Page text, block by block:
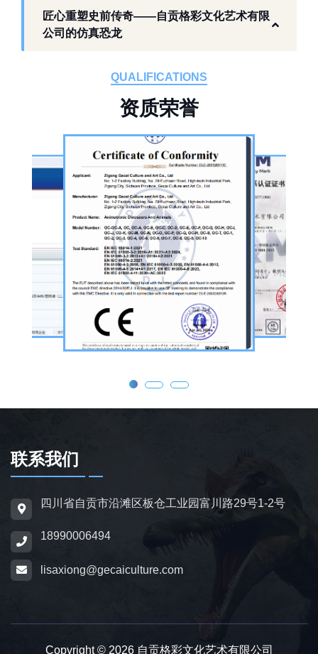
工厂生产基础 构建恐龙产业全链服务
作为开展史前仿真模型生产的恐龙制作工厂，
板仓工业园，拥有标准化生产车间、配套生产
品的恐龙制作公司。公司采用按需定制模式，
从前期方案设计、场景规划，到中期原料选
择、工序制作，再到后期运输配送、上门安装
调试，形成全流程服务，可用于主题乐园、文
旅景区、科普展馆、商业广场、大型展会、节
庆活动等场景。
公司核心业务为仿真恐龙制作，产品线涵盖静
态展示、动态互动、游乐体验三类。其中，机
器恐龙结合机械传动、智能控制技术，可实现
眨眼、张嘴吼叫、摆尾、行走、呼吸起伏等动
态效果，皮肤采用环保硅胶材质，还原史前恐
大型雕塑，覆盖霸王龙、三角龙、剑龙、长颈
龙、翼龙等常见品类，同时支持恐龙化石骨架
场景摆放。
为适配亲子游乐场景，公司推出恐龙电动车与
防滑车轮、限速装置及安全扶手，适用于乐
除恐龙相关产品外，公司同时开展仿真动物与
动物模型制作业务，涵盖史前巨兽、野生动
匠心重塑史前传奇——自贡格彩文化艺术有限
公司的仿真恐龙
QUALIFICATIONS
资质荣誉
联系我们
四川省自贡市沿滩区板仓工业园富川路29号1-2号
18990006494
lisaxiong@gecaiculture.com
Copyright © 2026 自贡格彩文化艺术有限公司